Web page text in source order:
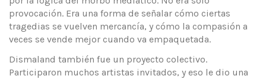
provocación. Era una forma de señalar cómo ciertas
tragedias se vuelven mercancía, y cómo la compasión a
veces se vende mejor cuando va empaquetada.
Dismaland también fue un proyecto colectivo.
Participaron muchos artistas invitados, y eso le dio una